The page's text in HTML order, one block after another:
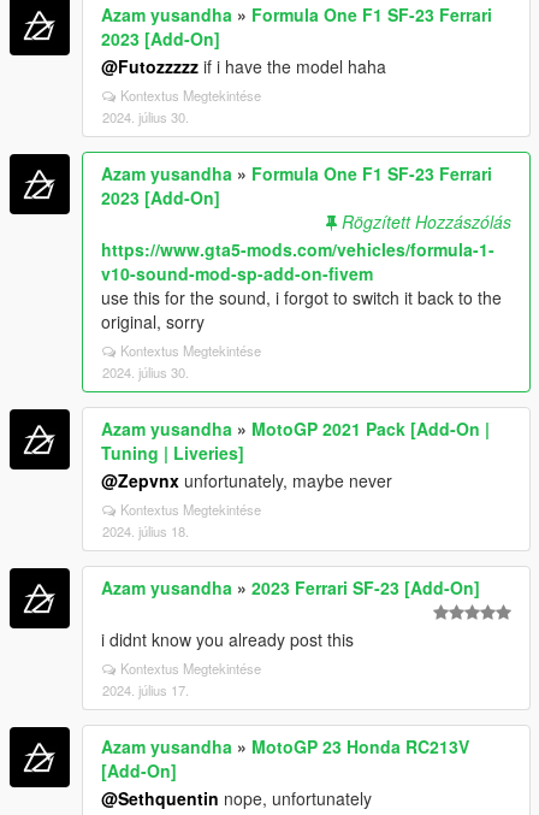
Azam yusandha » Formula One F1 SF-23 Ferrari
2023 [Add-On]
@Futozzzzz if i have the model haha
Kontextus Megtekintése
2024. július 30.
Azam yusandha » Formula One F1 SF-23 Ferrari
2023 [Add-On]
Rögzített Hozzászólás
https://www.gta5-mods.com/vehicles/formula-1-
v10-sound-mod-sp-add-on-fivem
use this for the sound, i forgot to switch it back to the
original, sorry
Kontextus Megtekintése
2024. július 30.
Azam yusandha » MotoGP 2021 Pack [Add-On |
Tuning | Liveries]
@Zepvnx unfortunately, maybe never
Kontextus Megtekintése
2024. július 18.
Azam yusandha » 2023 Ferrari SF-23 [Add-On]
i didnt know you already post this
Kontextus Megtekintése
2024. július 17.
Azam yusandha » MotoGP 23 Honda RC213V
[Add-On]
@Sethquentin nope, unfortunately